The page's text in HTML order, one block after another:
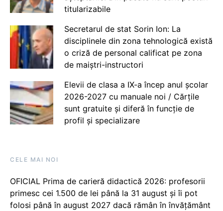
titularizabile
Secretarul de stat Sorin Ion: La
disciplinele din zona tehnologică există
o criză de personal calificat pe zona
de maiștri-instructori
Elevii de clasa a IX-a încep anul școlar
2026-2027 cu manuale noi / Cărțile
sunt gratuite și diferă în funcție de
profil și specializare
CELE MAI NOI
OFICIAL Prima de carieră didactică 2026: profesorii
primesc cei 1.500 de lei până la 31 august și îi pot
folosi până în august 2027 dacă rămân în învățământ